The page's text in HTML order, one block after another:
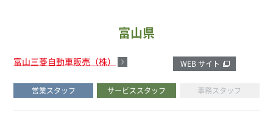
富山県
富山三菱自動車販売（株）
営業スタッフ サービススタッフ 事務スタッフ
WEB サイト